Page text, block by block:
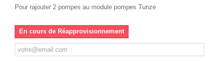
Pour rajouter 2 pompes au module pompes Tunze
En cours de Réapprovisionnement